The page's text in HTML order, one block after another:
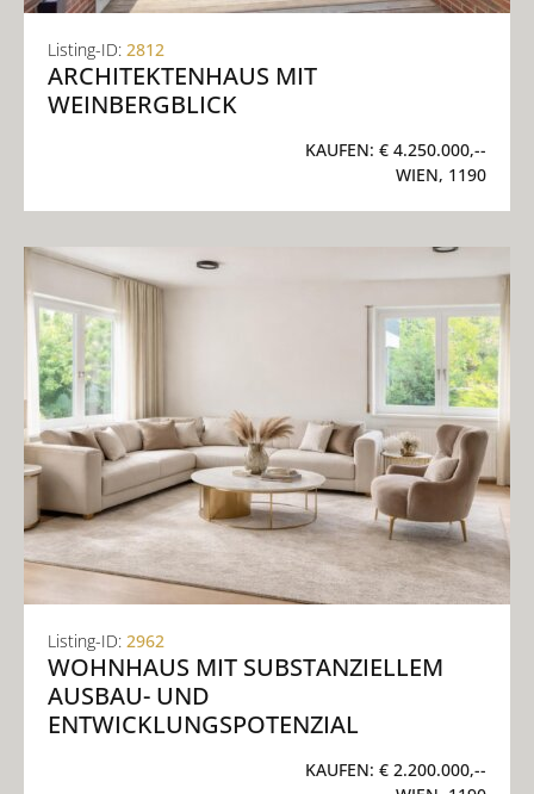
Listing-ID: 2812
ARCHITEKTENHAUS MIT
WEINBERGBLICK
KAUFEN: € 4.250.000,--
WIEN, 1190
Listing-ID: 2962
WOHNHAUS MIT SUBSTANZIELLEM
AUSBAU- UND
ENTWICKLUNGSPOTENZIAL
KAUFEN: € 2.200.000,--